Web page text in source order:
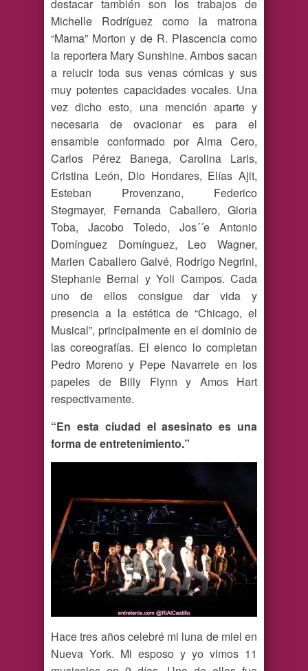
destacar también son los trabajos de
Michelle Rodríguez como la matrona
“Mama” Morton y de R. Plascencia como
la reportera Mary Sunshine. Ambos sacan
a relucir toda sus venas cómicas y sus
muy potentes capacidades vocales. Una
vez dicho esto, una mención aparte y
necesaria de ovacionar es para el
ensamble conformado por Alma Cero,
Carlos Pérez Banega, Carolina Laris,
Cristina León, Dio Hondares, Elías Ajit,
Esteban Provenzano, Federico
Stegmayer, Fernanda Caballero, Gloria
Toba, Jacobo Toledo, Jos´´e Antonio
Domínguez Domínguez, Leo Wagner,
Marien Caballero Galvé, Rodrigo Negrini,
Stephanie Bernal y Yoli Campos. Cada
uno de ellos consigue dar vida y
presencia a la estética de “Chicago, el
Musical”, principalmente en el dominio de
las coreografías. El elenco lo completan
Pedro Moreno y Pepe Navarrete en los
papeles de Billy Flynn y Amos Hart
respectivamente.
“En esta ciudad el asesinato es una
forma de entretenimiento.”
Hace tres años celebré mi luna de miel en
Nueva York. Mi esposo y yo vimos 11